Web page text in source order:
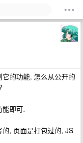
的功能, 怎么从公开的
能即可.
, 页面是打包过的, JS